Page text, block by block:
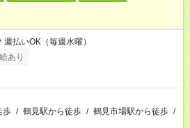
払いOK（毎週水曜）
あり
歩 / 鶴見駅から徒歩 / 鶴見市場駅から徒歩 /